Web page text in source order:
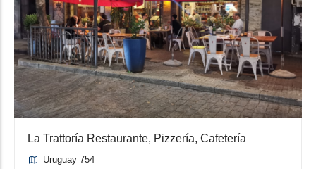
La Trattoría Restaurante, Pizzería, Cafetería
Uruguay 754